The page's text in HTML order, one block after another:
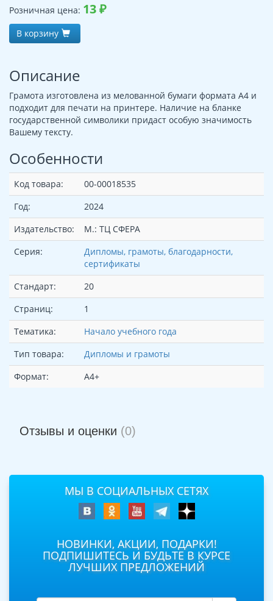
Розничная цена: 13₽
В корзину
Описание
Грамота изготовлена из мелованной бумаги формата А4 и
подходит для печати на принтере. Наличие на бланке
государственной символики придаст особую значимость
Вашему тексту.
Особенности
Код товара:
00-00018535
Год:
2024
Издательство:
М.: ТЦ СФЕРА
Серия:
Дипломы, грамоты, благодарности,
сертификаты
Стандарт:
20
Страниц:
1
Тематика:
Начало учебного года
Тип товара:
Дипломы и грамоты
Формат:
А4+
Отзывы и оценки (0)
МЫ В СОЦИАЛЬНЫХ СЕТЯХ
НОВИНКИ, АКЦИИ, ПОДАРКИ!
ПОДПИШИТЕСЬ И БУДЬТЕ В КУРСЕ
ЛУЧШИХ ПРЕДЛОЖЕНИЙ